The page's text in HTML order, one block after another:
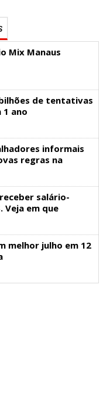
Mix Manaus
de tentativas
ano
informais
regras na
salário-
Veja em que
melhor julho em 12